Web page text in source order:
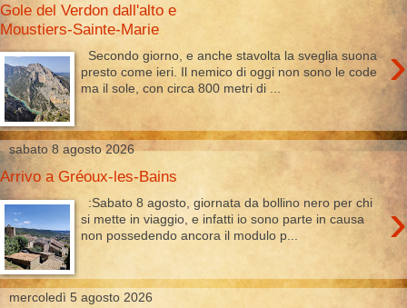
Gole del Verdon dall'alto e
Moustiers-Sainte-Marie
›
Secondo giorno, e anche stavolta la sveglia suona
presto come ieri. Il nemico di oggi non sono le code
ma il sole, con circa 800 metri di ...
sabato 8 agosto 2026
Arrivo a Gréoux-les-Bains
›
:Sabato 8 agosto, giornata da bollino nero per chi
si mette in viaggio, e infatti io sono parte in causa
non possedendo ancora il modulo p...
mercoledì 5 agosto 2026